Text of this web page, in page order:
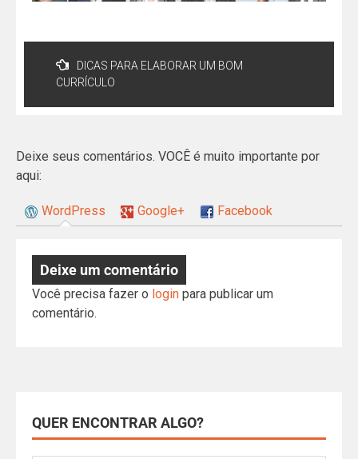
DICAS PARA ELABORAR UM BOM
CURRÍCULO
Deixe seus comentários. VOCÊ é muito importante por
aqui:
WordPress Google+ Facebook
Deixe um comentário
Você precisa fazer o login para publicar um
comentário.
QUER ENCONTRAR ALGO?